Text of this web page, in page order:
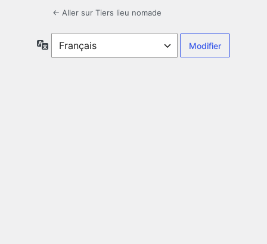
← Aller sur Tiers lieu nomade
Langue